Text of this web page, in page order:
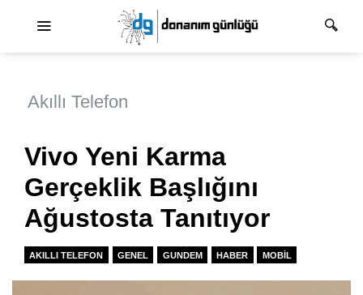
Akıllı Telefon
Vivo Yeni Karma
Gerçeklik Başlığını
Ağustosta Tanıtıyor
AKILLI TELEFON GENEL GUNDEM HABER MOBIL